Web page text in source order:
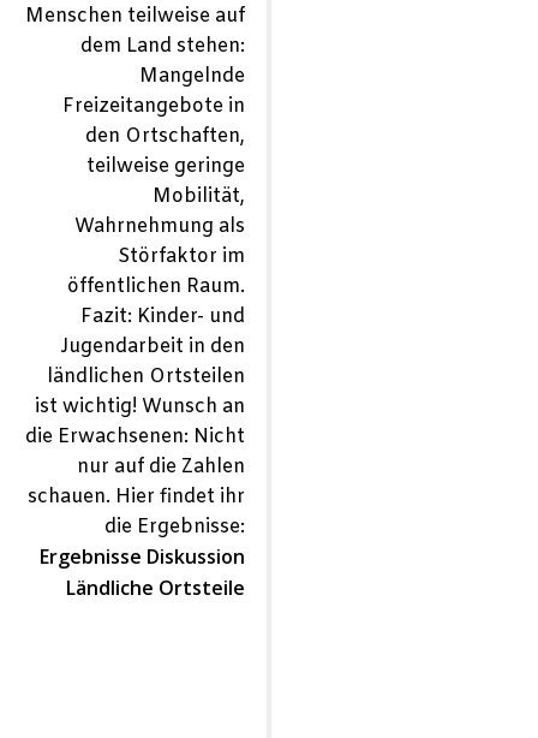
Menschen teilweise auf
dem Land stehen:
Mangelnde
Freizeitangebote in
den Ortschaften,
teilweise geringe
Mobilität,
Wahrnehmung als
Störfaktor im
öffentlichen Raum.
Fazit: Kinder- und
Jugendarbeit in den
ländlichen Ortsteilen
ist wichtig! Wunsch an
die Erwachsenen: Nicht
nur auf die Zahlen
schauen. Hier findet ihr
die Ergebnisse:
Ergebnisse Diskussion
Ländliche Ortsteile